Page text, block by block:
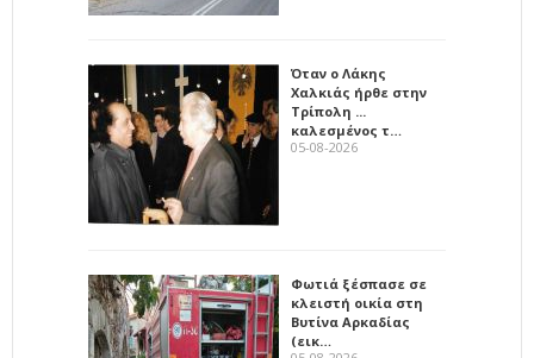
Όταν ο Λάκης
Χαλκιάς ήρθε στην
Τρίπολη ...
καλεσμένος τ…
05-08-2026
Φωτιά ξέσπασε σε
κλειστή οικία στη
Βυτίνα Αρκαδίας
(εικ…